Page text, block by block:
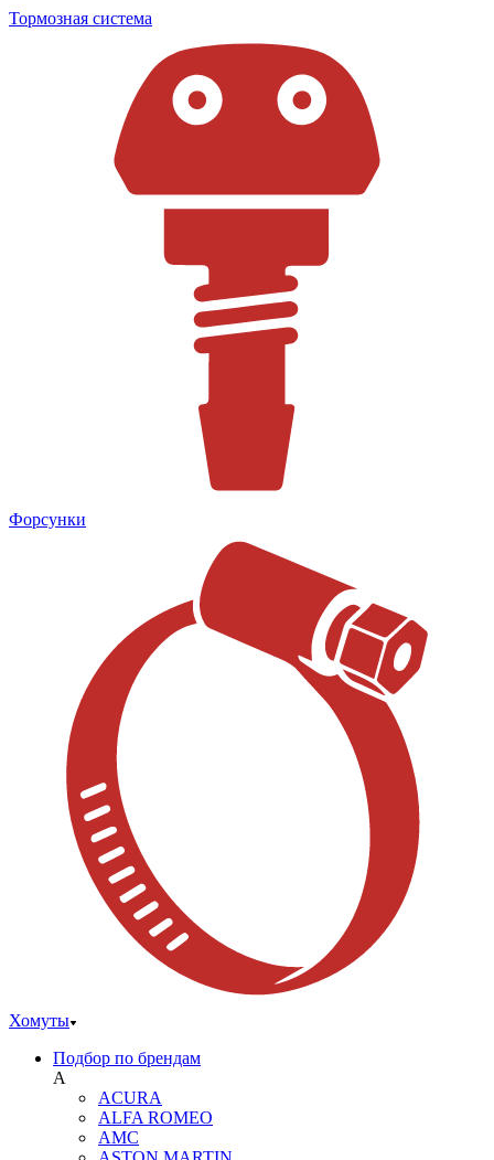
Тормозная система
Форсунки
Хомуты
Подбор по брендам
A
ACURA
ALFA ROMEO
AMC